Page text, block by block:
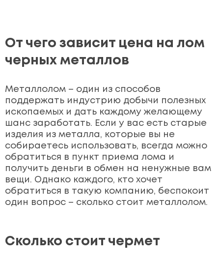
От чего зависит цена на лом
черных металлов
Металлолом – один из способов
поддержать индустрию добычи полезных
ископаемых и дать каждому желающему
шанс заработать. Если у вас есть старые
изделия из металла, которые вы не
собираетесь использовать, всегда можно
обратиться в пункт приема лома и
получить деньги в обмен на ненужные вам
вещи. Однако каждого, кто хочет
обратиться в такую компанию, беспокоит
один вопрос – сколько стоит металлолом.
Сколько стоит чермет